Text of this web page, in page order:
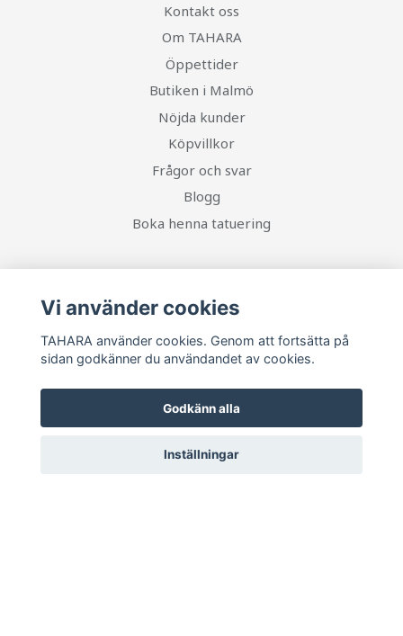
Kontakt oss
Om TAHARA
Öppettider
Butiken i Malmö
Nöjda kunder
Köpvillkor
Frågor och svar
Blogg
Boka henna tatuering
Ta del av senaste nytt och unika erbjudanden!
Vi använder cookies
TAHARA använder cookies. Genom att fortsätta på
sidan godkänner du användandet av cookies.
Godkänn alla
Inställningar